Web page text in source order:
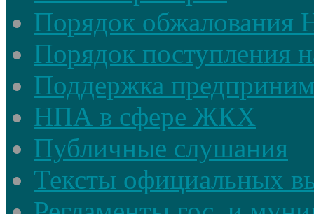
Порядок
Порядок поступления
Поддержка
НПА в сфере ЖКХ
Публичные слушания
Тексты официальных